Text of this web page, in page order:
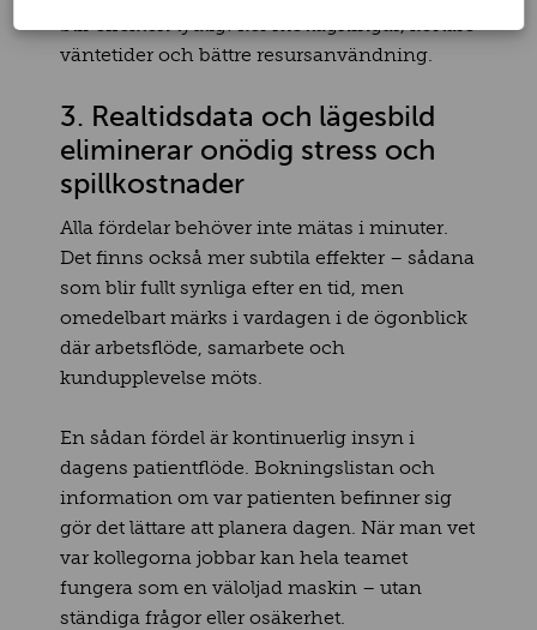
väntetider och bättre resursanvändning.
3. Realtidsdata och lägesbild
eliminerar onödig stress och
spillkostnader
Alla fördelar behöver inte mätas i minuter.
Det finns också mer subtila effekter – sådana
som blir fullt synliga efter en tid, men
omedelbart märks i vardagen i de ögonblick
där arbetsflöde, samarbete och
kundupplevelse möts.
En sådan fördel är kontinuerlig insyn i
dagens patientflöde. Bokningslistan och
information om var patienten befinner sig
gör det lättare att planera dagen. När man vet
var kollegorna jobbar kan hela teamet
fungera som en väloljad maskin – utan
ständiga frågor eller osäkerhet.